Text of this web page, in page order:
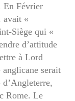
En Février
avait «
Siège qui «
d’attitude
à Lord
serait
Rome. Le